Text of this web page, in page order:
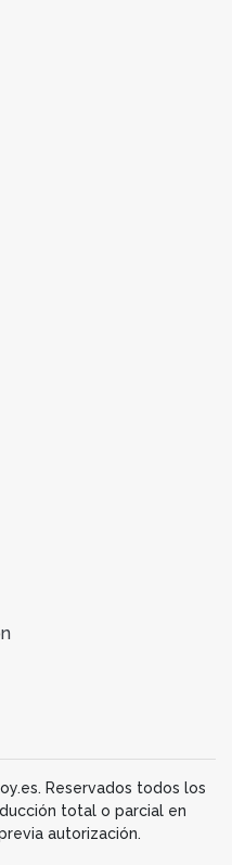
Reservados todos los
total o parcial en
autorización.